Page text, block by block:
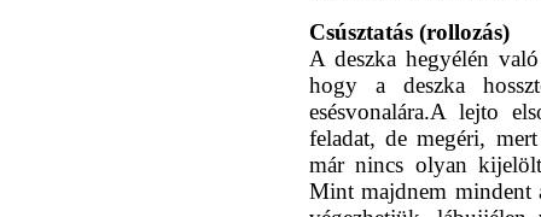
Csúsztatás (rollozás)
A deszka hegyélén
hogy a deszka
esésvonalára.A lejto
feladat, de megéri,
már nincs olyan
Mint majdnem mindent